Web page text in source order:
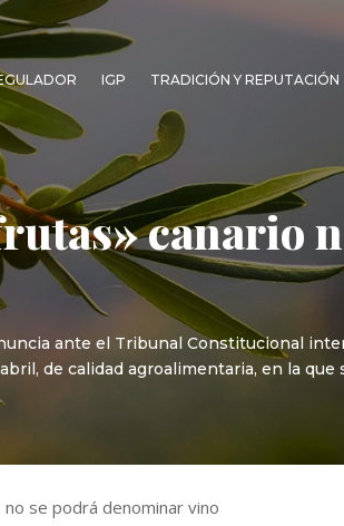
IGP TRADICIÓN Y REPUTACIÓN
canario
ante el Tribunal Constitucional
de calidad agroalimentaria, en la
no se podrá denominar vino